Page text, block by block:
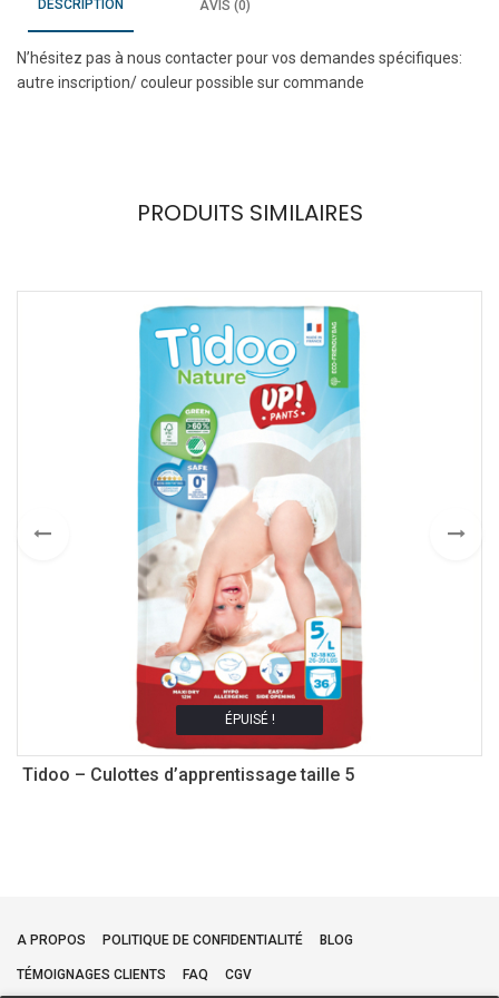
DESCRIPTION AVIS (0)
N’hésitez pas à nous contacter pour vos demandes spécifiques:
autre inscription/ couleur possible sur commande
PRODUITS SIMILAIRES
ÉPUISÉ !
Tidoo – Culottes d’apprentissage taille 5
A PROPOS POLITIQUE DE CONFIDENTIALITÉ BLOG
TÉMOIGNAGES CLIENTS FAQ CGV